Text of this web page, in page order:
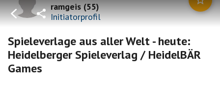
ramgeis(55)
Initiatorprofil
Spieleverlage aus aller Welt - heute:
Heidelberger Spieleverlag / HeidelBÄR
Games